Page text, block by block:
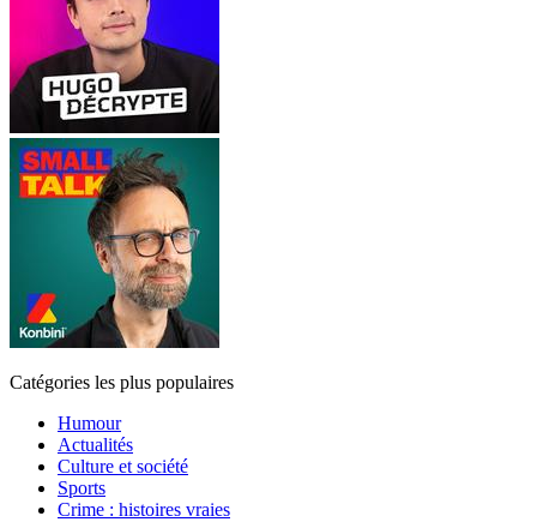
Catégories les plus populaires
Humour
Actualités
Culture et société
Sports
Crime : histoires vraies